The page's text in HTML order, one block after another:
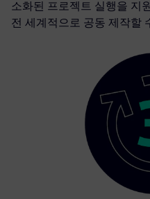
소화된 프로젝트 실행을 지
전 세계적으로 공동 제작할